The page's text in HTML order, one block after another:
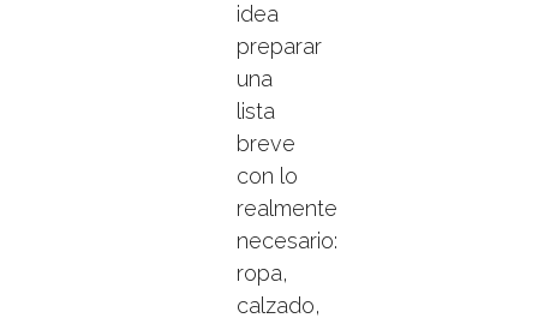
idea
preparar
una
lista
breve
con lo
realmente
necesario:
ropa,
calzado,